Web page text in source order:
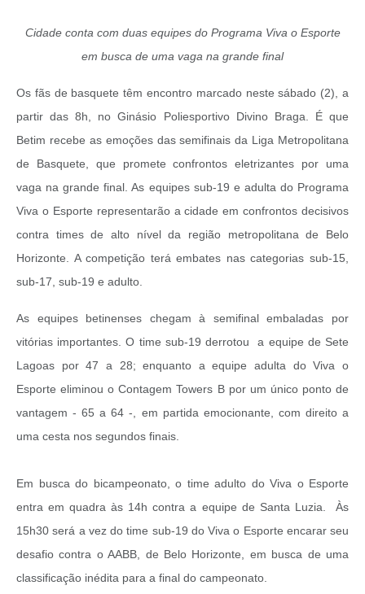
Cidade conta com duas equipes do Programa Viva o Esporte
em busca de uma vaga na grande final
Os fãs de basquete têm encontro marcado neste sábado (2), a
partir das 8h, no Ginásio Poliesportivo Divino Braga. É que
Betim recebe as emoções das semifinais da Liga Metropolitana
de Basquete, que promete confrontos eletrizantes por uma
vaga na grande final. As equipes sub-19 e adulta do Programa
Viva o Esporte representarão a cidade em confrontos decisivos
contra times de alto nível da região metropolitana de Belo
Horizonte. A competição terá embates nas categorias sub-15,
sub-17, sub-19 e adulto.
As equipes betinenses chegam à semifinal embaladas por
vitórias importantes. O time sub-19 derrotou a equipe de Sete
Lagoas por 47 a 28; enquanto a equipe adulta do Viva o
Esporte eliminou o Contagem Towers B por um único ponto de
vantagem - 65 a 64 -, em partida emocionante, com direito a
uma cesta nos segundos finais.
Em busca do bicampeonato, o time adulto do Viva o Esporte
entra em quadra às 14h contra a equipe de Santa Luzia. Às
15h30 será a vez do time sub-19 do Viva o Esporte encarar seu
desafio contra o AABB, de Belo Horizonte, em busca de uma
classificação inédita para a final do campeonato.